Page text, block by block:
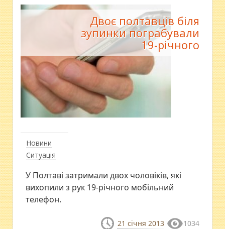
Новини
Ситуація
Двоє полтавців біля
зупинки пограбували
19-річного
У Полтаві затримали двох чоловіків, які
вихопили з рук 19-річного мобільний
телефон.
21 січня 2013 1034